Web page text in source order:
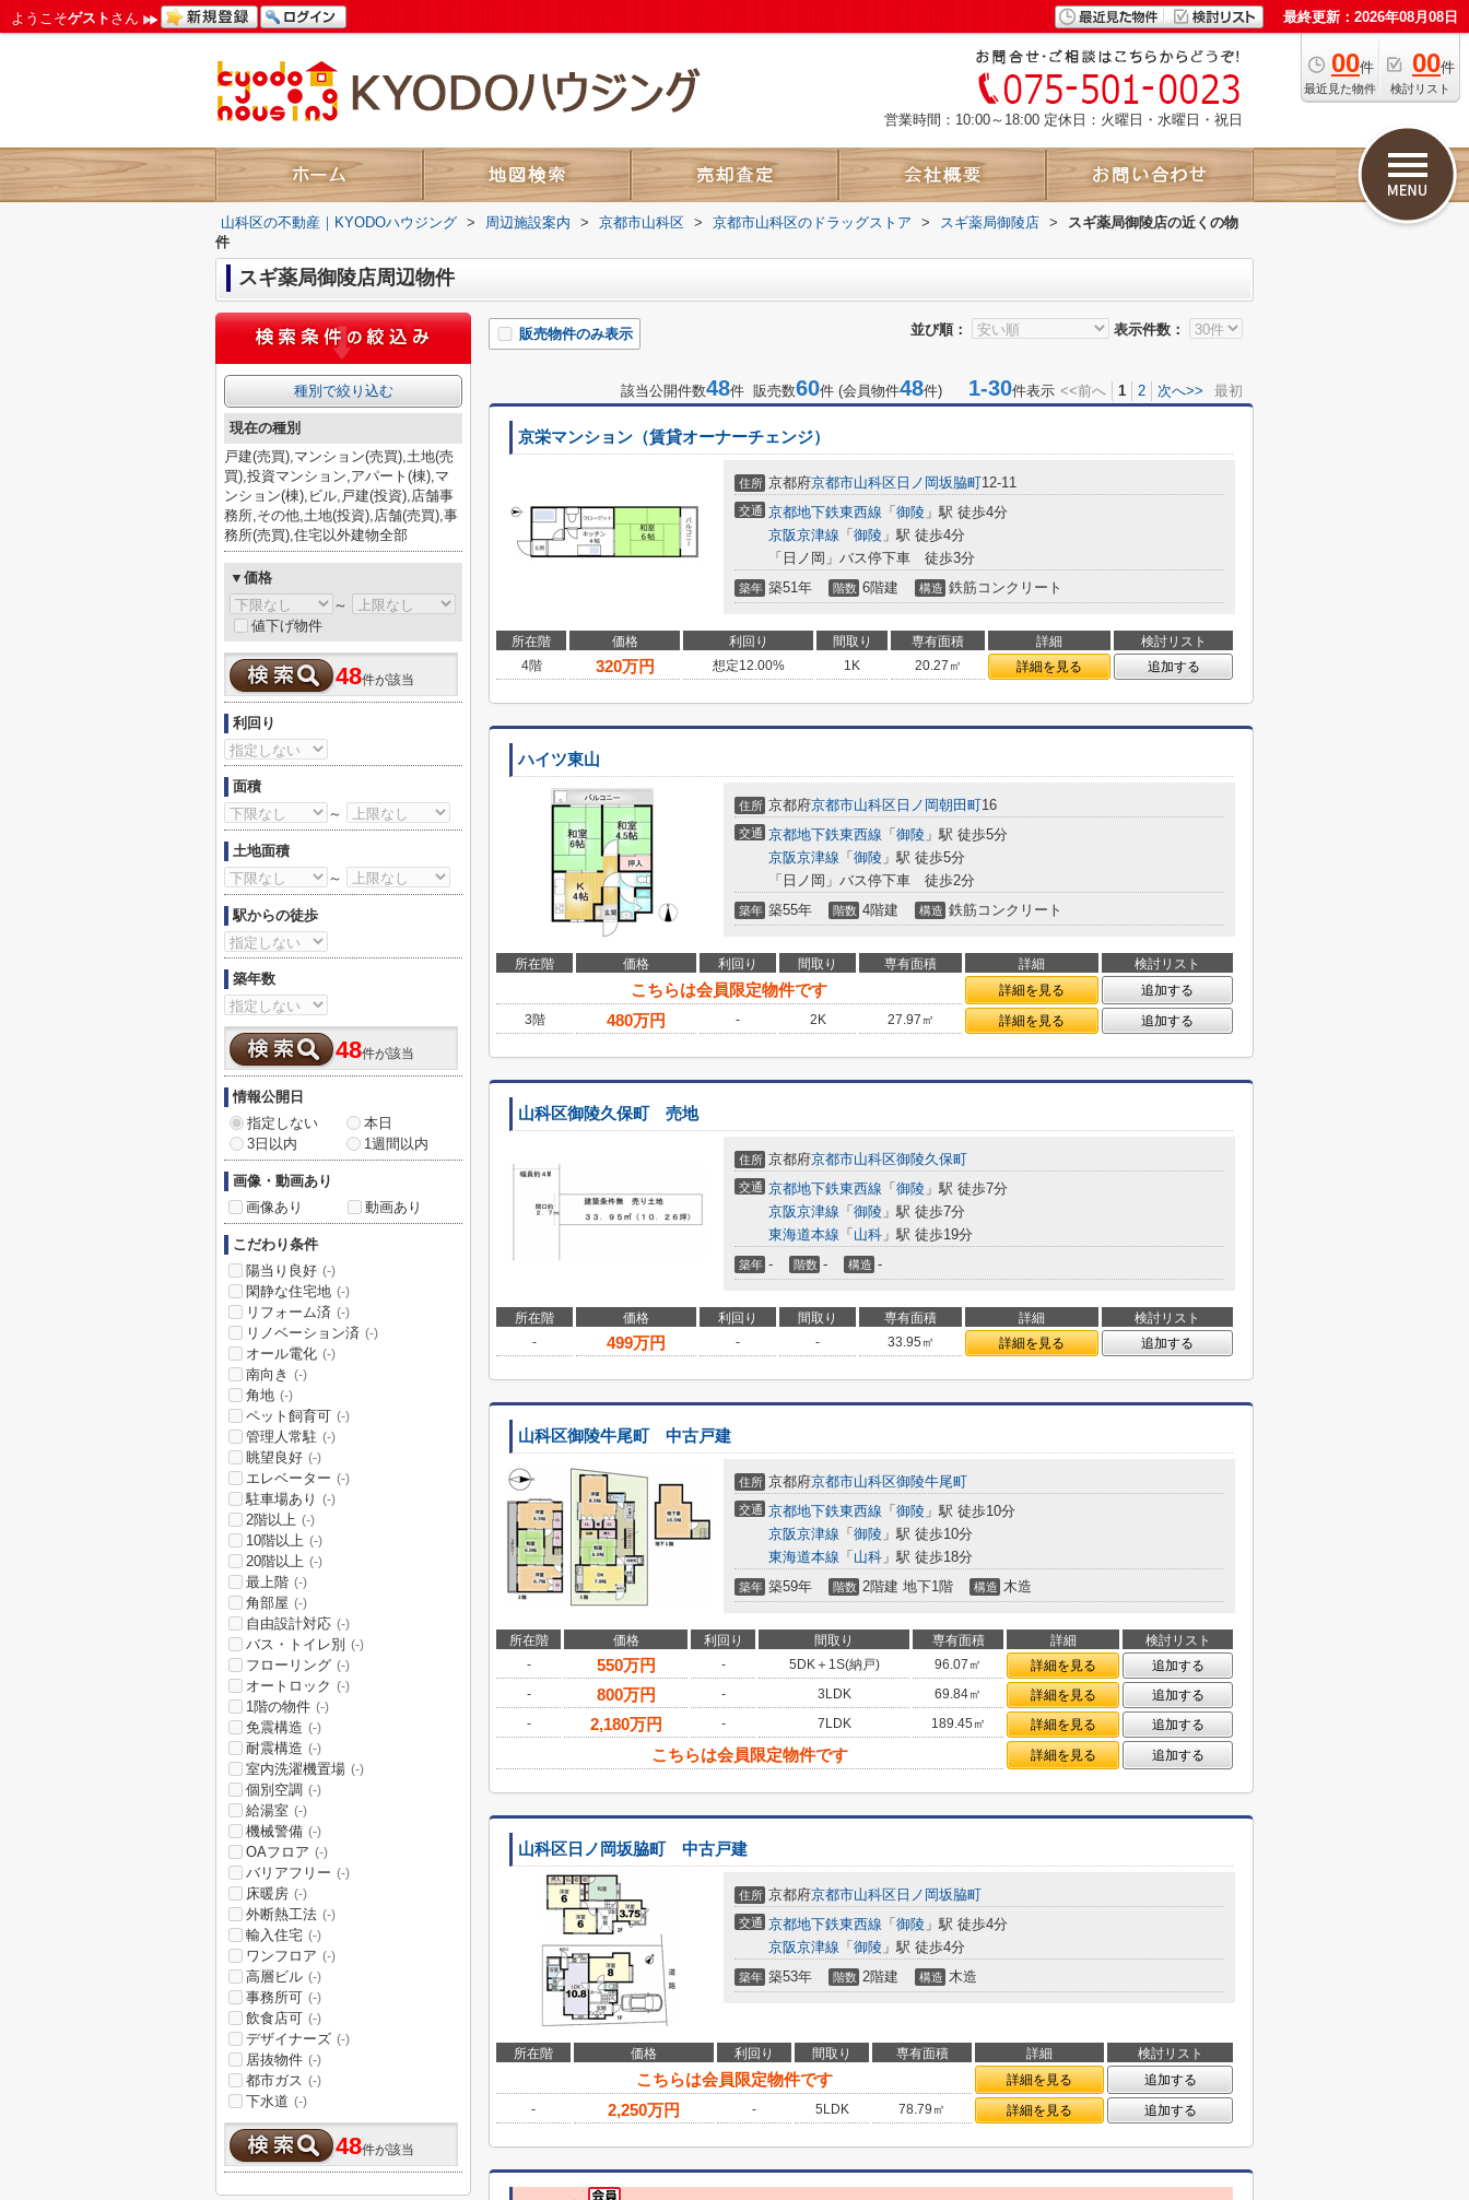
ようこそゲストさん 最終更新：2026年08月08日
00件
最近見た物件
00件
検討リスト
営業時間：10:00～18:00 定休日：火曜日・水曜日・祝日
山科区の不動産｜KYODOハウジング > 周辺施設案内 > 京都市山科区 > 京都市山科区のドラッグストア > スギ薬局御陵店 >
スギ薬局御陵店の近くの物
件
スギ薬局御陵店周辺物件
並び順： 表示件数：
販売物件のみ表示
該当公開件数48件 販売数60件 (会員物件48件) 1-30件表示 <<前へ 1 2 次へ>> 最初
京栄マンション（賃貸オーナーチェンジ）
住所 京都府京都市山科区 日ノ岡坂脇町12-11
交通 京都地下鉄東西線 「 御陵 」駅 徒歩4分
京阪京津線 「 御陵 」駅 徒歩4分
「日ノ岡」バス停下車 徒歩3分
築年 築51年 階数 6階建 構造 鉄筋コンクリート
所在階 価格 利回り 間取り 専有面積 詳細
検討リスト
4階
320万円 想定12.00% 1K 20.27㎡ 詳細を見る 追加する
ハイツ東山
住所 京都府京都市山科区 日ノ岡朝田町16
交通 京都地下鉄東西線 「 御陵 」駅 徒歩5分
京阪京津線 「 御陵 」駅 徒歩5分
「日ノ岡」バス停下車 徒歩2分
築年 築55年 階数 4階建 構造 鉄筋コンクリート
所在階 価格 利回り 間取り 専有面積 詳細 検討リスト
こちらは会員限定物件です 詳細を見る
追加する
3階
480万円 - 2K 27.97㎡ 詳細を見る 追加する
山科区御陵久保町 売地
住所 京都府京都市山科区御陵久保町
交通 京都地下鉄東西線 「 御陵 」駅 徒歩7分
京阪京津線 「 御陵 」駅 徒歩7分
東海道本線 「 山科 」駅 徒歩19分
築年 - 階数 - 構造 -
所在階 価格 利回り 間取り 専有面積 詳細
検討リスト
-
499万円 - - 33.95㎡ 詳細を見る 追加する
山科区御陵牛尾町 中古戸建
住所 京都府京都市山科区御陵牛尾町
交通 京都地下鉄東西線 「 御陵 」駅 徒歩10分
京阪京津線 「 御陵 」駅 徒歩10分
東海道本線 「 山科 」駅 徒歩18分
築年 築59年 階数 2階建 地下1階 構造 木造
所在階 価格 利回り 間取り 専有面積 詳細
検討リスト
-
550万円 - 5DK＋1S(納戸) 96.07㎡ 詳細を見る
追加する
-
800万円 - 3LDK 69.84㎡ 詳細を見る
追加する
-
2,180万円 - 7LDK 189.45㎡ 詳細を見る 追加する
こちらは会員限定物件です 詳細を見る 追加する
山科区日ノ岡坂脇町 中古戸建
住所 京都府京都市山科区 日ノ岡坂脇町
交通 京都地下鉄東西線 「 御陵 」駅 徒歩4分
京阪京津線 「 御陵 」駅 徒歩4分
築年 築53年 階数 2階建 構造 木造
所在階 価格 利回り 間取り 専有面積 詳細 検討リスト
こちらは会員限定物件です 詳細を見る
追加する
-
2,250万円 - 5LDK 78.79㎡ 詳細を見る 追加する
種別で絞り込む
現在の種別
戸建(売買),マンション(売買),土地(売
買),投資マンション,アパート(棟),マ
ンション(棟),ビル,戸建(投資),店舗事
務所,その他,土地(投資),店舗(売買),事
務所(売買),住宅以外建物全部
▼価格
～
値下げ物件
48件が該当
利回り
面積
～
土地面積
～
駅からの徒歩
築年数
48件が該当
情報公開日
指定しない
本日
3日以内
1週間以内
画像・動画あり
画像あり
動画あり
こだわり条件
陽当り良好 (-)
閑静な住宅地 (-)
リフォーム済 (-)
リノベーション済 (-)
オール電化 (-)
南向き (-)
角地 (-)
ペット飼育可 (-)
管理人常駐 (-)
眺望良好 (-)
エレベーター (-)
駐車場あり (-)
2階以上 (-)
10階以上 (-)
20階以上 (-)
最上階 (-)
角部屋 (-)
自由設計対応 (-)
バス・トイレ別 (-)
フローリング (-)
オートロック (-)
1階の物件 (-)
免震構造 (-)
耐震構造 (-)
室内洗濯機置場 (-)
個別空調 (-)
給湯室 (-)
機械警備 (-)
OAフロア (-)
バリアフリー (-)
床暖房 (-)
外断熱工法 (-)
輸入住宅 (-)
ワンフロア (-)
高層ビル (-)
事務所可 (-)
飲食店可 (-)
デザイナーズ (-)
居抜物件 (-)
都市ガス (-)
下水道 (-)
48件が該当